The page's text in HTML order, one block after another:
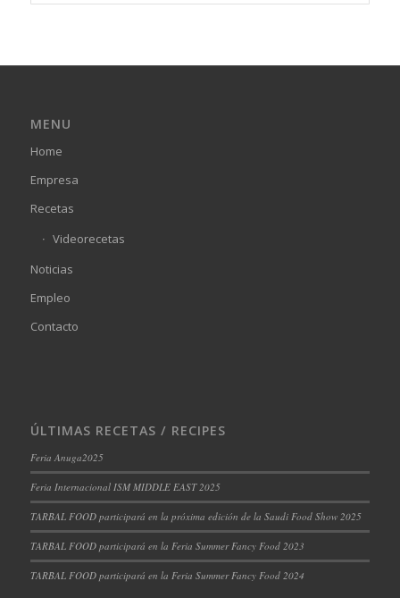
MENU
Home
Empresa
Recetas
Videorecetas
Noticias
Empleo
Contacto
ÚLTIMAS RECETAS / RECIPES
Feria Anuga2025
Feria Internacional ISM MIDDLE EAST 2025
TARBAL FOOD participará en la próxima edición de la Saudi Food Show 2025
TARBAL FOOD participará en la Feria Summer Fancy Food 2023
TARBAL FOOD participará en la Feria Summer Fancy Food 2024